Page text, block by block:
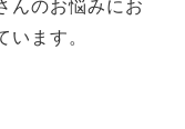
んのお悩みにお
ます。